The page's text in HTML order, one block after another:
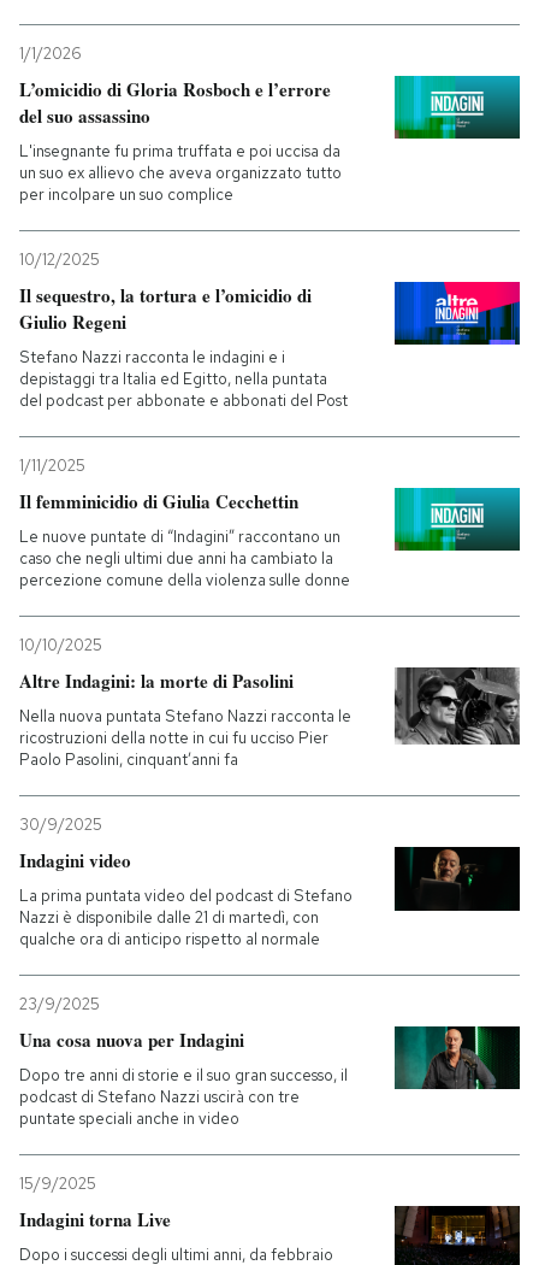
1/1/2026
L’omicidio di Gloria Rosboch e l’errore
del suo assassino
L'insegnante fu prima truffata e poi uccisa da
un suo ex allievo che aveva organizzato tutto
per incolpare un suo complice
10/12/2025
Il sequestro, la tortura e l’omicidio di
Giulio Regeni
Stefano Nazzi racconta le indagini e i
depistaggi tra Italia ed Egitto, nella puntata
del podcast per abbonate e abbonati del Post
1/11/2025
Il femminicidio di Giulia Cecchettin
Le nuove puntate di “Indagini” raccontano un
caso che negli ultimi due anni ha cambiato la
percezione comune della violenza sulle donne
10/10/2025
Altre Indagini: la morte di Pasolini
Nella nuova puntata Stefano Nazzi racconta le
ricostruzioni della notte in cui fu ucciso Pier
Paolo Pasolini, cinquant’anni fa
30/9/2025
Indagini video
La prima puntata video del podcast di Stefano
Nazzi è disponibile dalle 21 di martedì, con
qualche ora di anticipo rispetto al normale
23/9/2025
Una cosa nuova per Indagini
Dopo tre anni di storie e il suo gran successo, il
podcast di Stefano Nazzi uscirà con tre
puntate speciali anche in video
15/9/2025
Indagini torna Live
Dopo i successi degli ultimi anni, da febbraio